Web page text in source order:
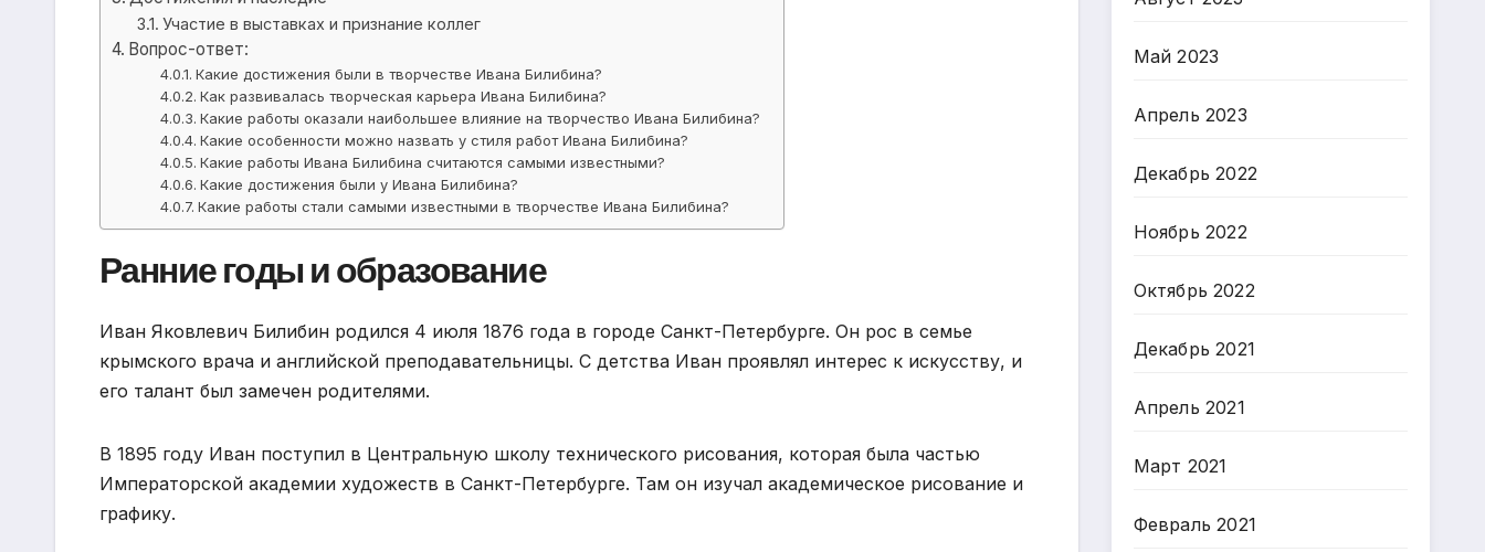
Участие в выставках и признание коллег
Вопрос-ответ:
Какие достижения были в творчестве Ивана Билибина?
Как развивалась творческая карьера Ивана Билибина?
Какие работы оказали наибольшее влияние на творчество Ивана Билибина?
Какие особенности можно назвать у стиля работ Ивана Билибина?
Какие работы Ивана Билибина считаются самыми известными?
Какие достижения были у Ивана Билибина?
Какие работы стали самыми известными в творчестве Ивана Билибина?
Ранние годы и образование
Иван Яковлевич Билибин родился 4 июля 1876 года в городе Санкт-Петербурге. Он рос в семье
крымского врача и английской преподавательницы. С детства Иван проявлял интерес к искусству, и
его талант был замечен родителями.
В 1895 году Иван поступил в Центральную школу технического рисования, которая была частью
Императорской академии художеств в Санкт-Петербурге. Там он изучал академическое рисование и
графику.
Май 2023
Апрель 2023
Декабрь 2022
Ноябрь 2022
Октябрь 2022
Декабрь 2021
Апрель 2021
Март 2021
Февраль 2021